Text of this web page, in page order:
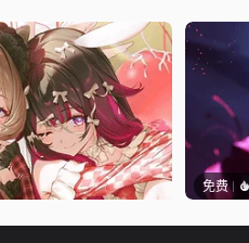
免费